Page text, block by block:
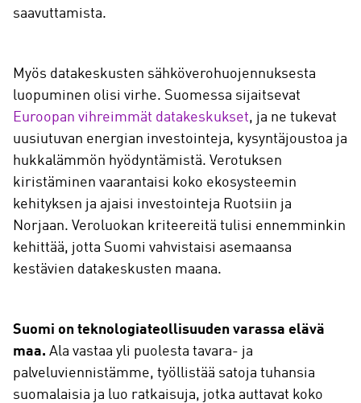
saavuttamista.
Myös datakeskusten sähköverohuojennuksesta
luopuminen olisi virhe. Suomessa sijaitsevat
Euroopan vihreimmät datakeskukset, ja ne tukevat
uusiutuvan energian investointeja, kysyntäjoustoa ja
hukkalämmön hyödyntämistä. Verotuksen
kiristäminen vaarantaisi koko ekosysteemin
kehityksen ja ajaisi investointeja Ruotsiin ja
Norjaan. Veroluokan kriteereitä tulisi ennemminkin
kehittää, jotta Suomi vahvistaisi asemaansa
kestävien datakeskusten maana.
Suomi on teknologiateollisuuden varassa elävä
maa. Ala vastaa yli puolesta tavara- ja
palveluviennistämme, työllistää satoja tuhansia
suomalaisia ja luo ratkaisuja, jotka auttavat koko